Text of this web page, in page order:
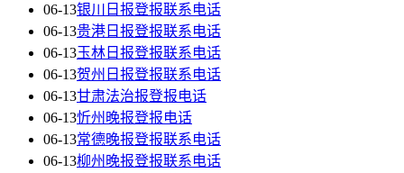
06-13银川日报登报联系电话
06-13贵港日报登报联系电话
06-13玉林日报登报联系电话
06-13贺州日报登报联系电话
06-13甘肃法治报登报电话
06-13忻州晚报登报电话
06-13常德晚报登报联系电话
06-13柳州晚报登报联系电话